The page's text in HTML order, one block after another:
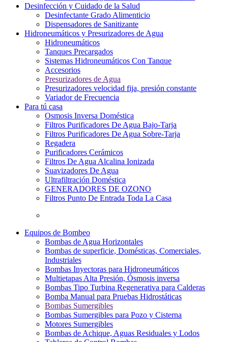
Desinfección y Cuidado de la Salud
Desinfectante Grado Alimenticio
Dispensadores de Sanitizante
Hidroneumáticos y Presurizadores de Agua
Hidroneumáticos
Tanques Precargados
Sistemas Hidroneumáticos Con Tanque
Accesorios
Presurizadores de Agua
Presurizadores velocidad fija, presión constante
Variador de Frecuencia
Para tú casa
Osmosis Inversa Doméstica
Filtros Purificadores De Agua Bajo-Tarja
Filtros Purificadores De Agua Sobre-Tarja
Regadera
Purificadores Cerámicos
Filtros De Agua Alcalina Ionizada
Suavizadores De Agua
Ultrafiltración Doméstica
GENERADORES DE OZONO
Filtros Punto De Entrada Toda La Casa
Equipos de Bombeo
Bombas de Agua Horizontales
Bombas de superficie, Domésticas, Comerciales,
Industriales
Bombas Inyectoras para Hidroneumáticos
Multietapas Alta Presión, Ósmosis inversa
Bombas Tipo Turbina Regenerativa para Calderas
Bomba Manual para Pruebas Hidrostáticas
Bombas Sumergibles
Bombas Sumergibles para Pozo y Cisterna
Motores Sumergibles
Bombas de Achique, Aguas Residuales y Lodos